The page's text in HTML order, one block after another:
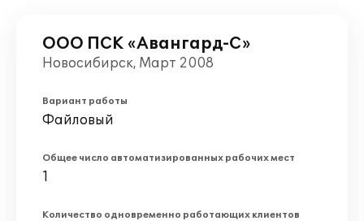
ООО ПСК «Авангард-С»
Новосибирск, Март 2008
Вариант работы
Файловый
Общее число автоматизированных рабочих мест
1
Количество одновременно работающих клиентов